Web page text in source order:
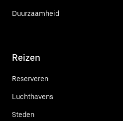
Duurzaamheid
Reizen
Reserveren
Luchthavens
Steden